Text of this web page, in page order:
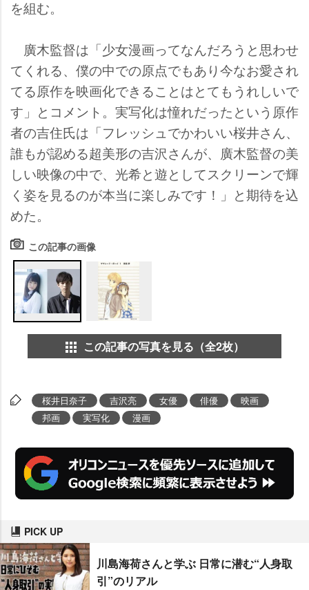
を組む。
廣木監督は「少女漫画ってなんだろうと思わせ
てくれる、僕の中での原点でもあり今なお愛され
てる原作を映画化できることはとてもうれしいで
す」とコメント。実写化は憧れだったという原作
者の吉住氏は「フレッシュでかわいい桜井さん、
誰もが認める超美形の吉沢さんが、廣木監督の美
しい映像の中で、光希と遊としてスクリーンで輝
く姿を見るのが本当に楽しみです！」と期待を込
めた。
この記事の画像
この記事の写真を見る（全2枚）
桜井日奈子 吉沢亮 女優 俳優
映画
邦画
実写化 漫画
PICK UP
川島海荷さんと学ぶ 日常に潜む“人身取
引”のリアル